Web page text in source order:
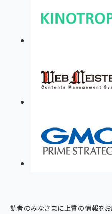
読者のみなさまに上質の情報を